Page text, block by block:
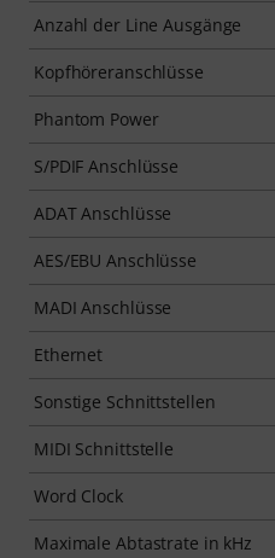
Anzahl der Line Ausgänge
Kopfhöreranschlüsse
Phantom Power
S/PDIF Anschlüsse
ADAT Anschlüsse
AES/EBU Anschlüsse
MADI Anschlüsse
Ethernet
Sonstige Schnittstellen
MIDI Schnittstelle
Word Clock
Maximale Abtastrate in kHz